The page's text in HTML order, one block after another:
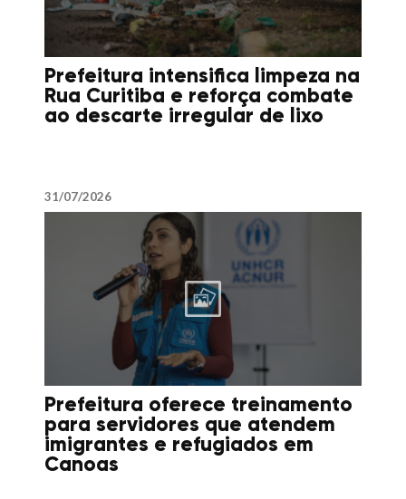
Prefeitura intensifica limpeza na
Rua Curitiba e reforça combate
ao descarte irregular de lixo
31/07/2026
Prefeitura oferece treinamento
para servidores que atendem
imigrantes e refugiados em
Canoas